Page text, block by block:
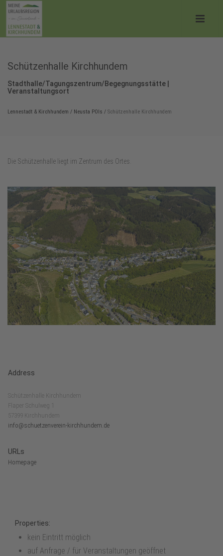
Schützenhalle Kirchhundem
Stadthalle/Tagungszentrum/Begegnungsstätte |
Veranstaltungsort
Lennestadt & Kirchhundem / Neusta POIs / Schützenhalle Kirchhundem
Die Schützenhalle liegt im Zentrum des Ortes.
Address
Schützenhalle Kirchhundem
Flaper Schulweg 1
57399 Kirchhundem
info@schuetzenverein-kirchhundem.de
URLs
Homepage
Properties:
kein Eintritt möglich
auf Anfrage / für Veranstaltungen geöffnet